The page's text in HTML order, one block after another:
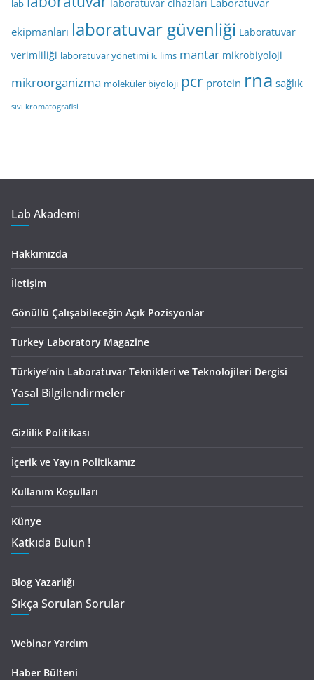
lab laboratuvar cihazları Laboratuvar
ekipmanları laboratuvar güvenliği Laboratuvar
verimliliği laboratuvar yönetimi lc lims mantar mikrobiyoloji
mikroorganizma moleküler biyoloji pcr protein rna sağlık
sıvı kromatografisi
Lab Akademi
Hakkımızda
İletişim
Gönüllü Çalışabileceğin Açık Pozisyonlar
Turkey Laboratory Magazine
Türkiye’nin Laboratuvar Teknikleri ve Teknolojileri Dergisi
Yasal Bilgilendirmeler
Gizlilik Politikası
İçerik ve Yayın Politikamız
Kullanım Koşulları
Künye
Katkıda Bulun !
Blog Yazarlığı
Sıkça Sorulan Sorular
Webinar Yardım
Haber Bülteni